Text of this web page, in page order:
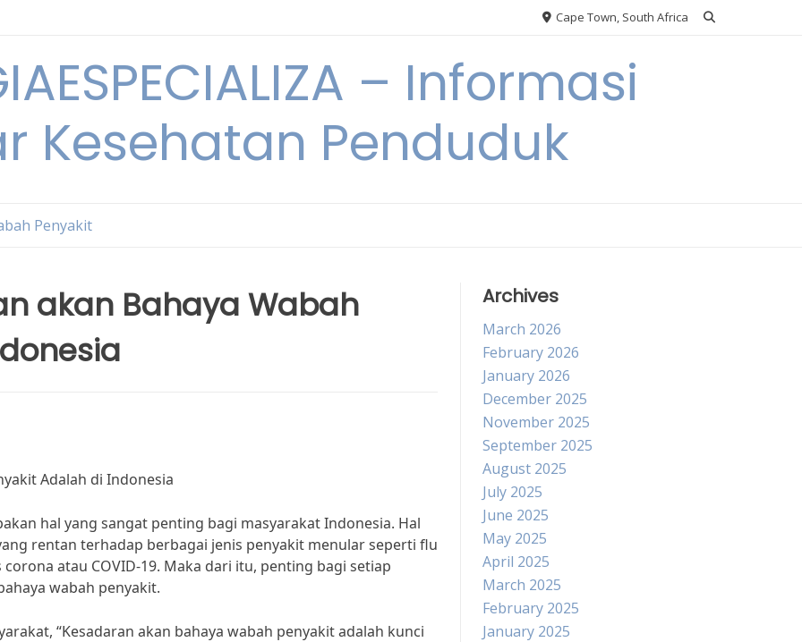
Cape Town, South Africa
– Informasi
Kesehatan Penduduk
Penyakit
akan Bahaya Wabah
Adalah di Indonesia
hal yang sangat penting bagi masyarakat Indonesia. Hal
rentan terhadap berbagai jenis penyakit menular seperti flu
atau COVID-19. Maka dari itu, penting bagi setiap
wabah penyakit.
“Kesadaran akan bahaya wabah penyakit adalah kunci
Archives
March 2026
February 2026
January 2026
December 2025
November 2025
September 2025
August 2025
July 2025
June 2025
May 2025
April 2025
March 2025
February 2025
January 2025